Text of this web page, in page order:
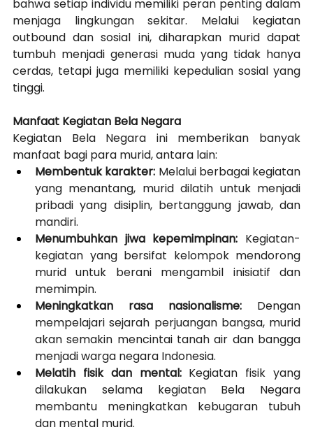
bahwa setiap individu memiliki peran penting dalam
menjaga lingkungan sekitar. Melalui kegiatan
outbound dan sosial ini, diharapkan murid dapat
tumbuh menjadi generasi muda yang tidak hanya
cerdas, tetapi juga memiliki kepedulian sosial yang
tinggi.
Manfaat Kegiatan Bela Negara
Kegiatan Bela Negara ini memberikan banyak
manfaat bagi para murid, antara lain:
Membentuk karakter: Melalui berbagai kegiatan
yang menantang, murid dilatih untuk menjadi
pribadi yang disiplin, bertanggung jawab, dan
mandiri.
Menumbuhkan jiwa kepemimpinan: Kegiatan-
kegiatan yang bersifat kelompok mendorong
murid untuk berani mengambil inisiatif dan
memimpin.
Meningkatkan rasa nasionalisme: Dengan
mempelajari sejarah perjuangan bangsa, murid
akan semakin mencintai tanah air dan bangga
menjadi warga negara Indonesia.
Melatih fisik dan mental: Kegiatan fisik yang
dilakukan selama kegiatan Bela Negara
membantu meningkatkan kebugaran tubuh
dan mental murid.